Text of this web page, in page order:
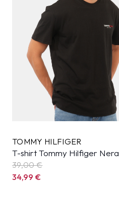
TOMMY HILFIGER
T-shirt Tommy Hilfiger Nera
39,00 €
34,99€